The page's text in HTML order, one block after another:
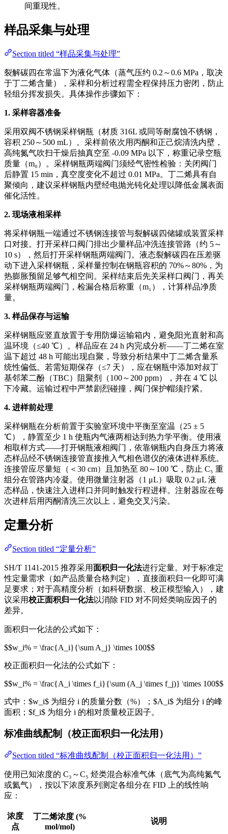
间重现性。
样品采集与处理
Section titled “样品采集与处理”
裂解碳四在常温下为液化气体（蒸气压约 0.2～0.6 MPa，取决
于丁二烯含量），采样和分析过程需全程保持压力密闭，防止
轻组分挥发损失。具体操作步骤如下：
1. 采样容器准备
采用双阀不锈钢采样钢瓶（材质 316L 或同等耐腐蚀不锈钢，
容积 250～500 mL）。采样前依次用丙酮和正己烷清洗内壁，
高纯氮气吹扫干燥后抽真空至 -0.09 MPa 以下，称重记录空瓶
质量（m₀）。采样钢瓶两端阀门须经气密性检验：关闭阀门
后静置 15 min，真空度变化不超过 0.01 MPa。丁二烯具有自
聚倾向，建议采样钢瓶内壁经电抛光钝化处理以降低金属表面
催化活性。
2. 现场液相采样
将采样钢瓶一端通过不锈钢连接管与裂解碳四储罐或装置采样
口对接。打开采样口阀门排出少量样品冲洗连接管路（约 5～
10 s），然后打开采样钢瓶两端阀门。液态裂解碳四在压差驱
动下进入采样钢瓶，采样量控制在钢瓶容积的 70%～80%，为
热膨胀预留足够气相空间。采样结束后先关采样口阀门，再关
采样钢瓶两端阀门，检漏合格后称重（m₁），计算样品净质
量。
3. 样品保存与运输
采样钢瓶应竖直放置于专用防爆运输箱内，避免阳光直射和高
温环境（≤40 ℃）。样品应在 24 h 内完成分析——丁二烯在室
温下超过 48 h 可能出现自聚，导致分析结果中丁二烯含量系
统性偏低。若需短期保存（≤7 天），应在钢瓶中添加对叔丁
基邻苯二酚（TBC）阻聚剂（100～200 ppm），并在 4 ℃ 以
下冷藏。运输过程中严禁剧烈碰撞，阀门保护帽须拧紧。
4. 进样前处理
采样钢瓶在分析前置于实验室环境中平衡至室温（25 ± 5
℃），静置至少 1 h 使瓶内气液两相达到热力学平衡。使用液
相取样方式——打开钢瓶液相阀门，依靠钢瓶内自身压力将液
态样品经不锈钢连接管直接推入气相色谱仪的液体进样系统。
连接管应尽量短（＜30 cm）且加热至 80～100 ℃，防止 C₅ 重
组分在管路内冷凝。使用微量注射器（1 μL）吸取 0.2 μL 液
态样品，快速注入进样口并同时触发行程进样。注射器应在每
次进样后用丙酮清洗三次以上，避免交叉污染。
定量分析
Section titled “定量分析”
SH/T 1141-2015 推荐采用面积归一化法进行定量。对于标准定
性定量需求（如产品质量合格判定），直接面积归一化即可满
足要求；对于高精度分析（如科研数据、校正模型输入），建
议采用校正面积归一化法以消除 FID 对不同烃类响应因子的
差异。
面积归一化法的公式如下：
$$w_i% = \frac{A_i}{\sum A_j} \times 100$$
校正面积归一化法的公式如下：
$$w_i% = \frac{A_i \times f_i}{\sum (A_j \times f_j)} \times 100$$
式中：$w_i$ 为组分 i 的质量分数（%）；$A_i$ 为组分 i 的峰
面积；$f_i$ 为组分 i 的相对质量校正因子。
标准曲线配制（校正面积归一化法用）
Section titled “标准曲线配制（校正面积归一化法用）”
使用已知浓度的 C₃～C₅ 烃类混合标准气体（底气为高纯氮气
或氦气），按以下浓度系列测定各组分在 FID 上的线性响
应：
浓度
点
丁二烯浓度 (%
mol/mol)
说明